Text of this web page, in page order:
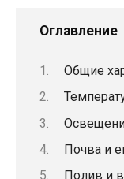
Оглавление
Общие
Почва и
Полив и